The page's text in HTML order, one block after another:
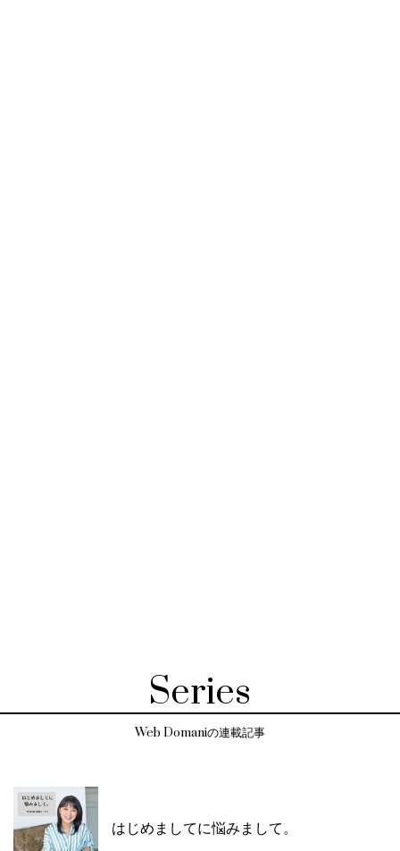
Series
Web Domaniの連載記事
はじめましてに悩みまして。